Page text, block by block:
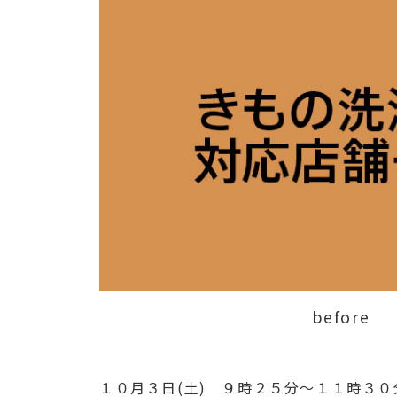
before
１０月３日(土) ９時２５分～１１時３０